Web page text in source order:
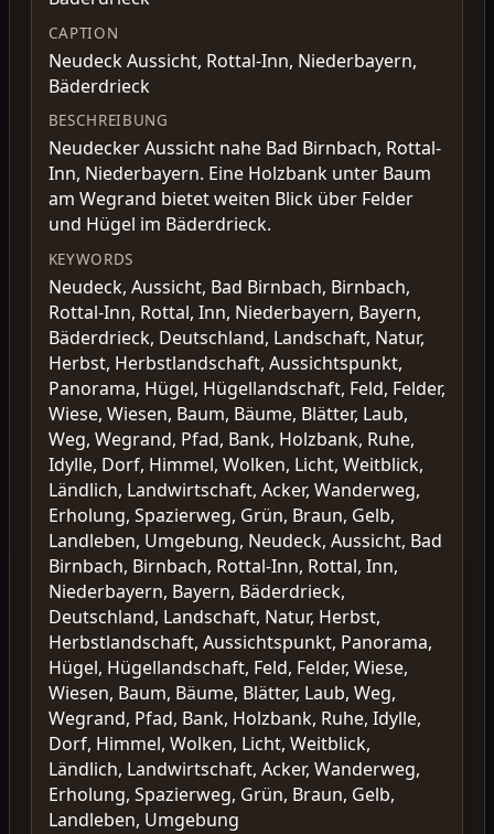
CAPTION
Neudeck Aussicht, Rottal-Inn, Niederbayern,
Bäderdrieck
BESCHREIBUNG
Neudecker Aussicht nahe Bad Birnbach, Rottal-
Inn, Niederbayern. Eine Holzbank unter Baum
am Wegrand bietet weiten Blick über Felder
und Hügel im Bäderdrieck.
KEYWORDS
Neudeck, Aussicht, Bad Birnbach, Birnbach,
Rottal-Inn, Rottal, Inn, Niederbayern, Bayern,
Bäderdrieck, Deutschland, Landschaft, Natur,
Herbst, Herbstlandschaft, Aussichtspunkt,
Panorama, Hügel, Hügellandschaft, Feld, Felder,
Wiese, Wiesen, Baum, Bäume, Blätter, Laub,
Weg, Wegrand, Pfad, Bank, Holzbank, Ruhe,
Idylle, Dorf, Himmel, Wolken, Licht, Weitblick,
Ländlich, Landwirtschaft, Acker, Wanderweg,
Erholung, Spazierweg, Grün, Braun, Gelb,
Landleben, Umgebung, Neudeck, Aussicht, Bad
Birnbach, Birnbach, Rottal-Inn, Rottal, Inn,
Niederbayern, Bayern, Bäderdrieck,
Deutschland, Landschaft, Natur, Herbst,
Herbstlandschaft, Aussichtspunkt, Panorama,
Hügel, Hügellandschaft, Feld, Felder, Wiese,
Wiesen, Baum, Bäume, Blätter, Laub, Weg,
Wegrand, Pfad, Bank, Holzbank, Ruhe, Idylle,
Dorf, Himmel, Wolken, Licht, Weitblick,
Ländlich, Landwirtschaft, Acker, Wanderweg,
Erholung, Spazierweg, Grün, Braun, Gelb,
Landleben, Umgebung